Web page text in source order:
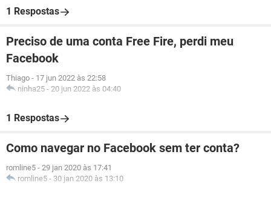
1 Respostas
Preciso de uma conta Free Fire, perdi meu
Facebook
Thiago - 17 jun 2022 às 22:58
ninha25 - 20 jun 2022 às 04:40
1 Respostas
Como navegar no Facebook sem ter conta?
romline5 - 29 jan 2020 às 17:41
romline5 - 30 jan 2020 às 13:10